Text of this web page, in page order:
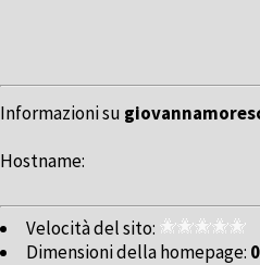
Informazioni su
Hostname:
Velocità del sito:
Dimensioni della homepage: 0